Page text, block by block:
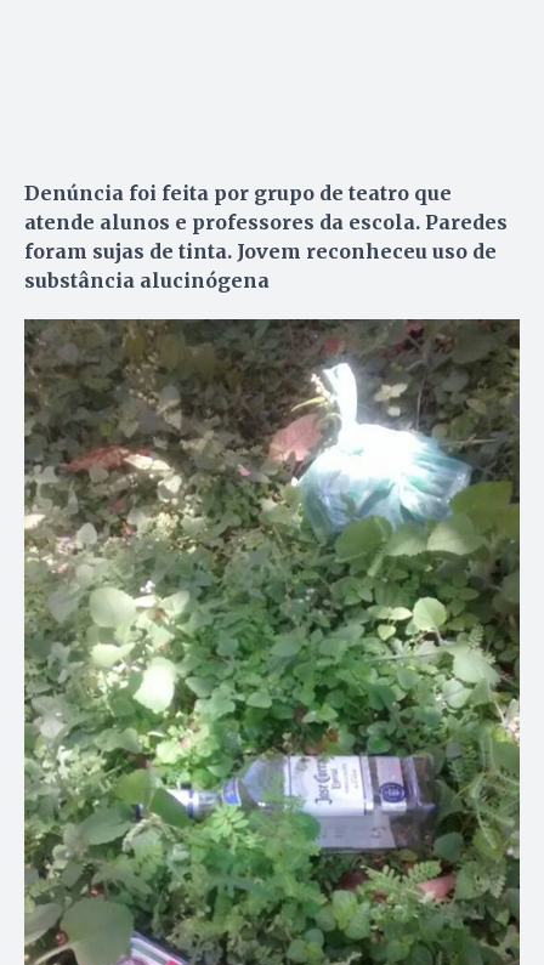
Denúncia foi feita por grupo de teatro que
atende alunos e professores da escola. Paredes
foram sujas de tinta. Jovem reconheceu uso de
substância alucinógena